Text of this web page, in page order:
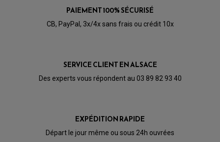
COLONNE DE DIRECTION QUAD
LEVIER DE FREIN ET D'EMBRAYAGE
PAIEMENT 100% SÉCURISÉ
CB, PayPal, 3x/4x sans frais ou crédit 10x
SERVICE CLIENT EN ALSACE
Des experts vous répondent au 03 89 82 93 40
EXPÉDITION RAPIDE
Départ le jour même ou sous 24h ouvrées